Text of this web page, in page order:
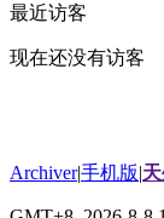
最近访客
现在还没有访客
Archiver|手机版|